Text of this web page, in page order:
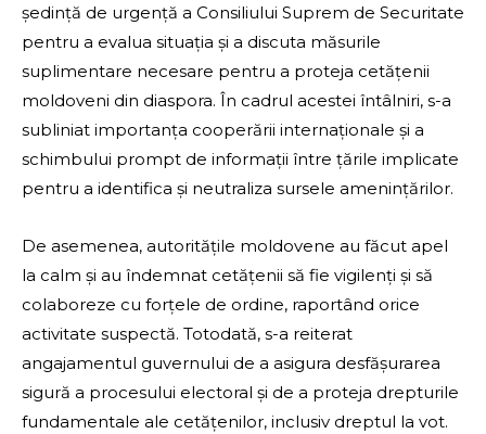
ședință de urgență a Consiliului Suprem de Securitate
pentru a evalua situația și a discuta măsurile
suplimentare necesare pentru a proteja cetățenii
moldoveni din diaspora. În cadrul acestei întâlniri, s-a
subliniat importanța cooperării internaționale și a
schimbului prompt de informații între țările implicate
pentru a identifica și neutraliza sursele amenințărilor.
De asemenea, autoritățile moldovene au făcut apel
la calm și au îndemnat cetățenii să fie vigilenți și să
colaboreze cu forțele de ordine, raportând orice
activitate suspectă. Totodată, s-a reiterat
angajamentul guvernului de a asigura desfășurarea
sigură a procesului electoral și de a proteja drepturile
fundamentale ale cetățenilor, inclusiv dreptul la vot.